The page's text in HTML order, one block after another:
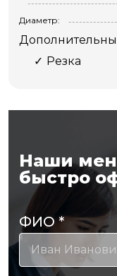
Диаметр:
Резка
Наши
быстро
ФИО*